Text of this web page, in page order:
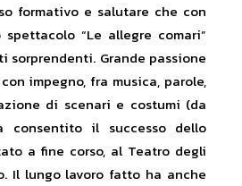
formativo e salutare che con
spettacolo “Le allegre comari”
Grande passione
impegno, fra musica, parole,
di scenari e costumi (da
il successo dello
a fine corso, al Teatro degli
Il lungo lavoro fatto ha anche